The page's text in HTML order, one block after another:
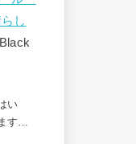
し
い
す…